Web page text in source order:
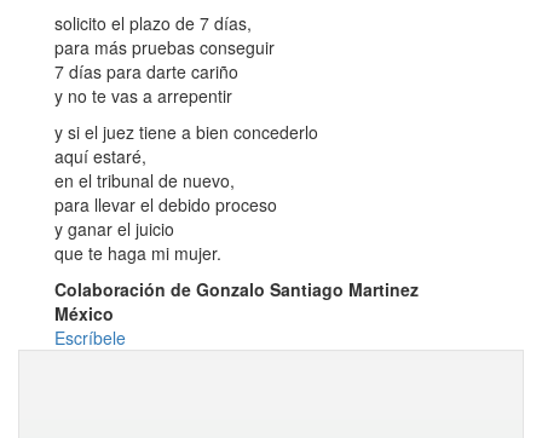
solicito el plazo de 7 días,
para más pruebas conseguir
7 días para darte cariño
y no te vas a arrepentir
y si el juez tiene a bien concederlo
aquí estaré,
en el tribunal de nuevo,
para llevar el debido proceso
y ganar el juicio
que te haga mi mujer.
Colaboración de Gonzalo Santiago Martinez
México
Escríbele